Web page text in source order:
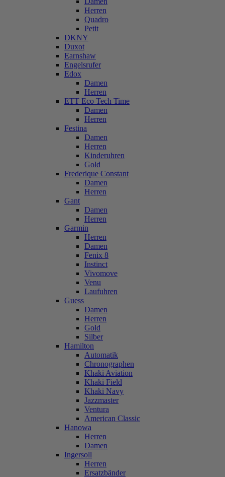
Herren
Quadro
Petit
DKNY
Duxot
Earnshaw
Engelsrufer
Edox
Damen
Herren
ETT Eco Tech Time
Damen
Herren
Festina
Damen
Herren
Kinderuhren
Gold
Frederique Constant
Damen
Herren
Gant
Damen
Herren
Garmin
Herren
Damen
Fenix 8
Instinct
Vivomove
Venu
Laufuhren
Guess
Damen
Herren
Gold
Silber
Hamilton
Automatik
Chronographen
Khaki Aviation
Khaki Field
Khaki Navy
Jazzmaster
Ventura
American Classic
Hanowa
Herren
Damen
Ingersoll
Herren
Ersatzbänder